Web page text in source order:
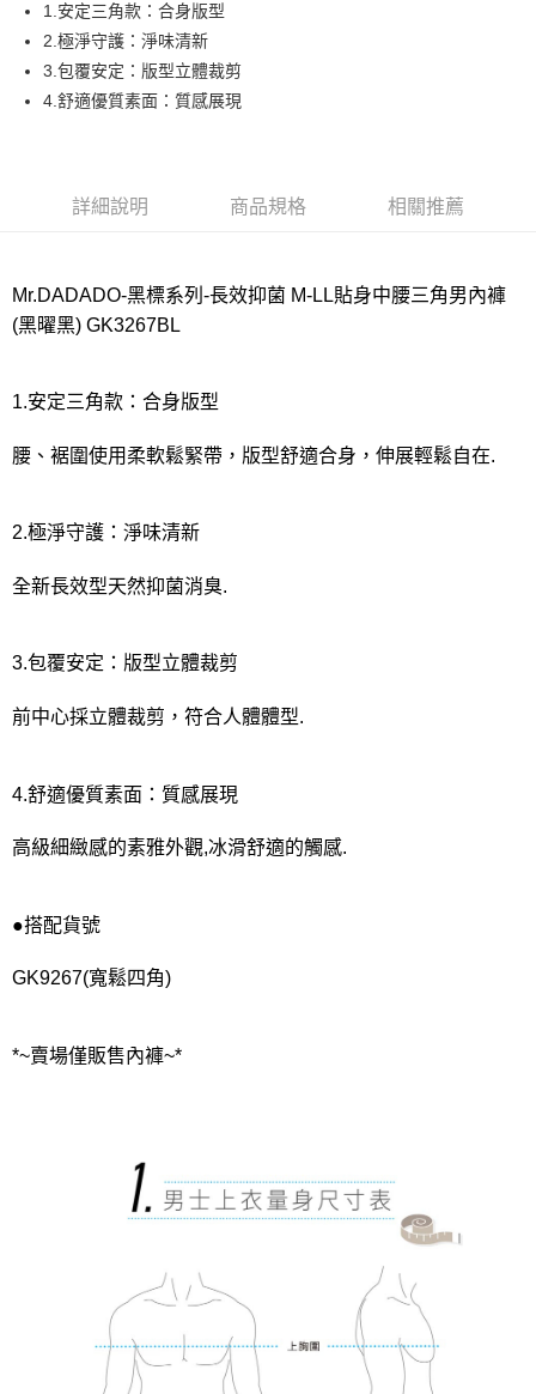
全家取貨付款
每筆NT$80，滿NT$1,000(含以上)免運費
付款後全家取貨
每筆NT$80，滿NT$1,000(含以上)免運費
宅配
離島
1.安定三角款：合身版型
2.極淨守護：淨味清新
3.包覆安定：版型立體裁剪
4.舒適優質素面：質感展現
詳細說明 商品規格 相關推薦
Mr.DADADO-黑標系列-長效抑菌 M-LL貼身中腰三角男內褲
(黑曜黑) GK3267BL
1.安定三角款：合身版型
腰、裾圍使用柔軟鬆緊帶，版型舒適合身，伸展輕鬆自在.
2.極淨守護：淨味清新
全新長效型天然抑菌消臭.
3.包覆安定：版型立體裁剪
前中心採立體裁剪，符合人體體型.
4.舒適優質素面：質感展現
高級細緻感的素雅外觀,冰滑舒適的觸感.
●搭配貨號
GK9267(寬鬆四角)
*~賣場僅販售內褲~*